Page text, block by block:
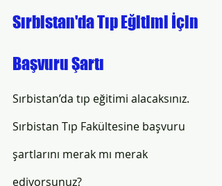
Sırbistan'da Tıp Eğitimi İçin
Başvuru Şartı
Sırbistan’da tıp eğitimi alacaksınız.
Sırbistan Tıp Fakültesine başvuru
şartlarını merak mı merak
ediyorsunuz?